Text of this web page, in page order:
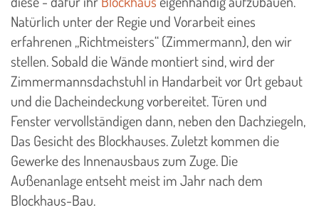
Natürlich unter der Regie und Vorarbeit eines
erfahrenen „Richtmeisters“ (Zimmermann), den wir
stellen. Sobald die Wände montiert sind, wird der
Zimmermannsdachstuhl in Handarbeit vor Ort gebaut
und die Dacheindeckung vorbereitet. Türen und
Fenster vervollständigen dann, neben den Dachziegeln,
Das Gesicht des Blockhauses. Zuletzt kommen die
Gewerke des Innenausbaus zum Zuge. Die
Außenanlage entseht meist im Jahr nach dem
Blockhaus-Bau.